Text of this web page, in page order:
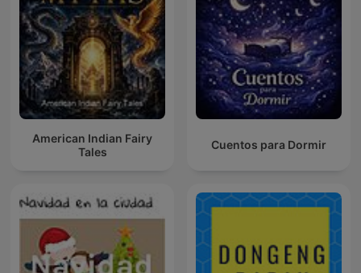
American Indian Fairy
Tales
Cuentos para Dormir